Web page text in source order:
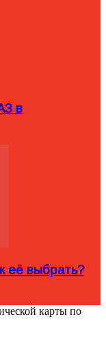
в
её выбрать?
карты по